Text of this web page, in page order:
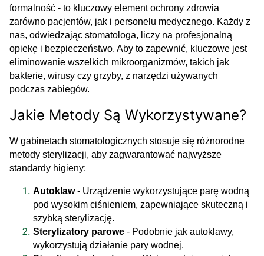
formalność - to kluczowy element ochrony zdrowia
zarówno pacjentów, jak i personelu medycznego. Każdy z
nas, odwiedzając stomatologa, liczy na profesjonalną
opiekę i bezpieczeństwo. Aby to zapewnić, kluczowe jest
eliminowanie wszelkich mikroorganizmów, takich jak
bakterie, wirusy czy grzyby, z narzędzi używanych
podczas zabiegów.
Jakie Metody Są Wykorzystywane?
W gabinetach stomatologicznych stosuje się różnorodne
metody sterylizacji, aby zagwarantować najwyższe
standardy higieny:
Autoklaw- Urządzenie wykorzystujące parę wodną
pod wysokim ciśnieniem, zapewniające skuteczną i
szybką sterylizację.
Sterylizatory parowe - Podobnie jak autoklawy,
wykorzystują działanie pary wodnej.